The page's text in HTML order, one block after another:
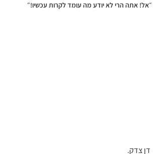
״אל! אתה הרי לא יודע מה עומד לקרות עכשיו!״